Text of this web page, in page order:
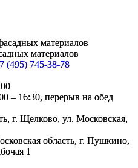
материалов
(495) 745-38-78
– 16:30, перерыв на обед
г. Щелково, ул. Московская,
область, г. Пушкино,
1